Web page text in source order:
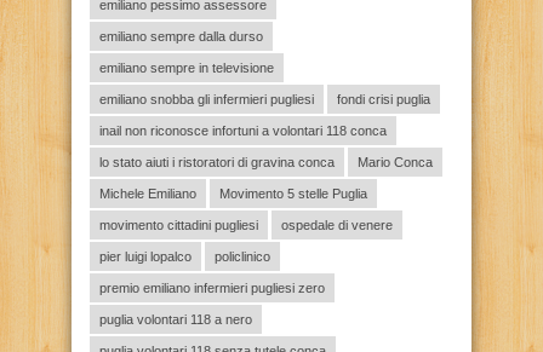
emiliano pessimo assessore
emiliano sempre dalla durso
emiliano sempre in televisione
emiliano snobba gli infermieri pugliesi fondi crisi puglia
inail non riconosce infortuni a volontari 118 conca
lo stato aiuti i ristoratori di gravina conca Mario Conca
Michele Emiliano Movimento 5 stelle Puglia
movimento cittadini pugliesi ospedale di venere
pier luigi lopalco policlinico
premio emiliano infermieri pugliesi zero
puglia volontari 118 a nero